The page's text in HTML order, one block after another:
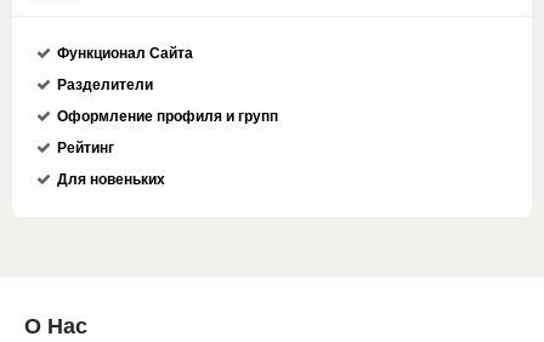
Функционал Сайта
Разделители
Оформление профиля и групп
Рейтинг
Для новеньких
О Нас